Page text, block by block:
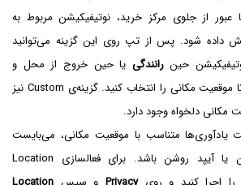
عبور از جلوی مرکز خرید، نوتیفیکیشن مربوط به
داده شود. پس از تپ روی این گزینه می‌توانید
حینرانندگی یا حین خروج از محل و
تا موقعیت مکانی را انتخاب کنید. گزینه‌ی Custom نیز
دلخواه وجود دارد.
یادآوری‌ها متناسب با موقعیت مکانی، می‌بایست
آیفون یا آیپد روشن باشد. برای فعالسازی Location